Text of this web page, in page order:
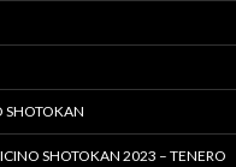
SHOTOKAN
SHOTOKAN 2023 – TENERO